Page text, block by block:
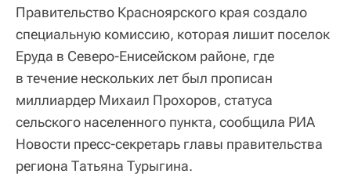
Правительство Красноярского края создало
специальную комиссию, которая лишит поселок
Еруда в Северо-Енисейском районе, где
в течение нескольких лет был прописан
миллиардер Михаил Прохоров, статуса
сельского населенного пункта, сообщила РИА
Новости пресс-секретарь главы правительства
региона Татьяна Турыгина.